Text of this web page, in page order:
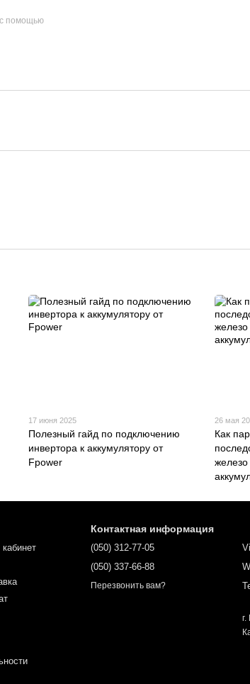
помощью
17 июня 2025
Полезный гайд по подключению
инвертора к аккумулятору от
Fpower
26 мая
Как
Контактная информация
(050) 312-77-05
(050) 337-66-88
Перезвонить вам?